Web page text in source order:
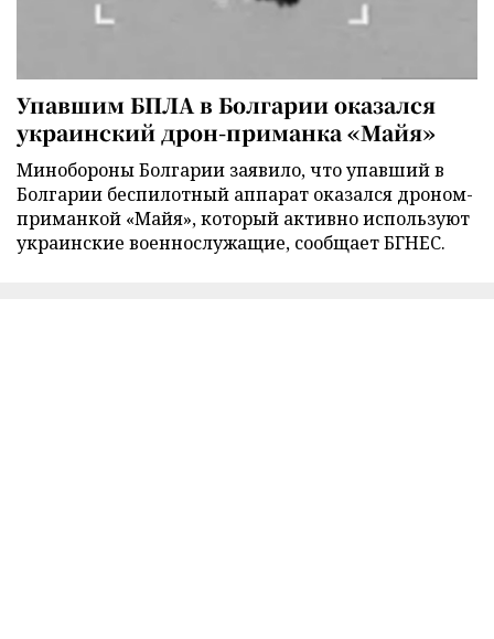
Упавшим БПЛА в Болгарии оказался
украинский дрон-приманка «Майя»
Минобороны Болгарии заявило, что упавший в
Болгарии беспилотный аппарат оказался дроном-
приманкой «Майя», который активно используют
украинские военнослужащие, сообщает БГНЕС.